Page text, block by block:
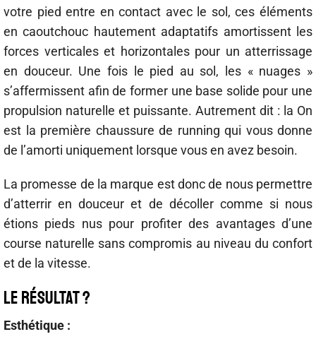
votre pied entre en contact avec le sol, ces éléments
en caoutchouc hautement adaptatifs amortissent les
forces verticales et horizontales pour un atterrissage
en douceur. Une fois le pied au sol, les « nuages »
s’affermissent afin de former une base solide pour une
propulsion naturelle et puissante. Autrement dit : la On
est la première chaussure de running qui vous donne
de l’amorti uniquement lorsque vous en avez besoin.
La promesse de la marque est donc de nous permettre
d’atterrir en douceur et de décoller comme si nous
étions pieds nus pour profiter des avantages d’une
course naturelle sans compromis au niveau du confort
et de la vitesse.
LE RÉSULTAT ?
Esthétique :